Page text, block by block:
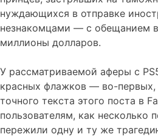
нуждающихся в отправке
незнакомцами — с обещанием
миллионы долларов.
У рассматриваемой аферы с
красных флажков — во-первых,
точного текста этого поста в
пользователям, как несколько
пережили одну и ту же